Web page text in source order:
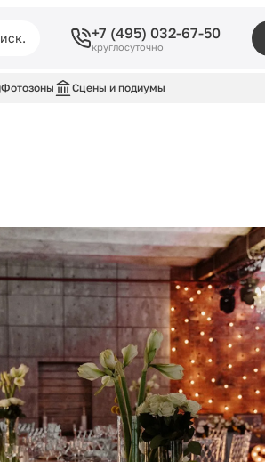
+7 (495) 032-67-50
круглосуточно
Фотозоны Сцены и подиумы